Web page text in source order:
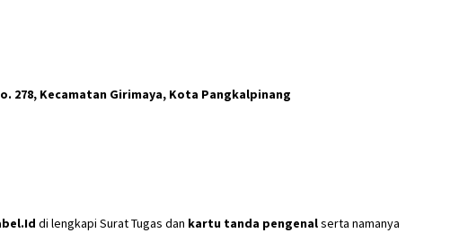
278, Kecamatan Girimaya, Kota Pangkalpinang
di lengkapi Surat Tugas dan kartu tanda pengenalserta namanya